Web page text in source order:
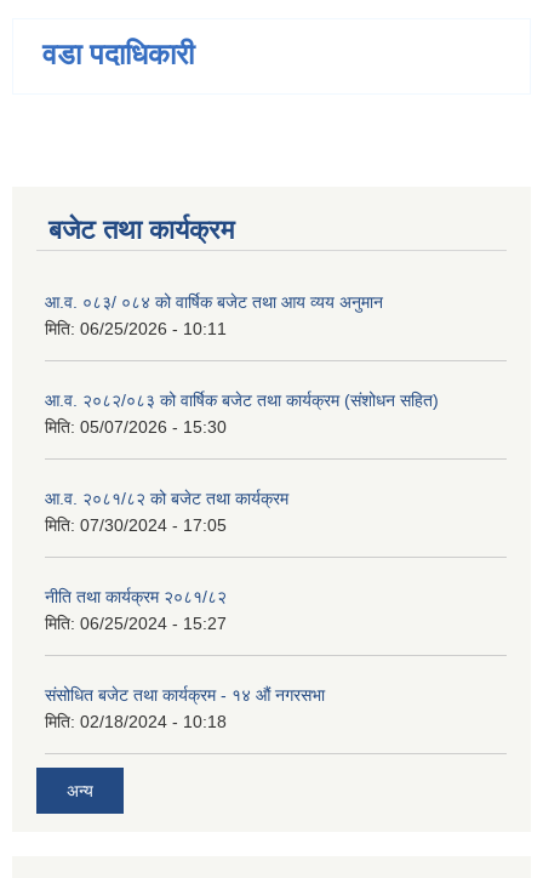
वडा पदाधिकारी
बजेट तथा कार्यक्रम
आ.व. ०८३/ ०८४ को वार्षिक बजेट तथा आय व्यय अनुमान
मिति: 06/25/2026 - 10:11
आ.व. २०८२/०८३ को वार्षिक बजेट तथा कार्यक्रम (संशोधन सहित)
मिति: 05/07/2026 - 15:30
आ.व. २०८१/८२ को बजेट तथा कार्यक्रम
मिति: 07/30/2024 - 17:05
नीति तथा कार्यक्रम २०८१/८२
मिति: 06/25/2024 - 15:27
संसोधित बजेट तथा कार्यक्रम - १४ औं नगरसभा
मिति: 02/18/2024 - 10:18
अन्य